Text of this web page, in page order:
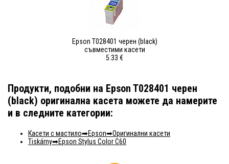
Epson T028401 черен (black)
съвместими касети
5.33 €
Продукти, подобни на Epson T028401 черен
(black) оригинална касета можете да намерите
и в следните категории:
Касети с мастило Epson
Оригинални касети
Tiskárny
Epson Stylus Color C60